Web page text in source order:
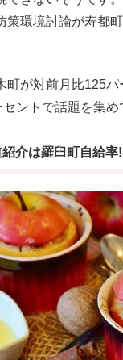
策環境討論が寿都
町が対前月比125
ントで話題を集め
介は羅臼町自給率